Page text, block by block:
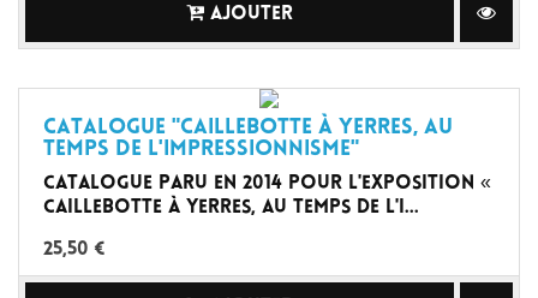
AJOUTER
Catalogue "Caillebotte à Yerres, au
temps de l'impressionnisme"
Catalogue paru en 2014 pour l'exposition «
Caillebotte à Yerres, au temps de l'i...
25,50 €